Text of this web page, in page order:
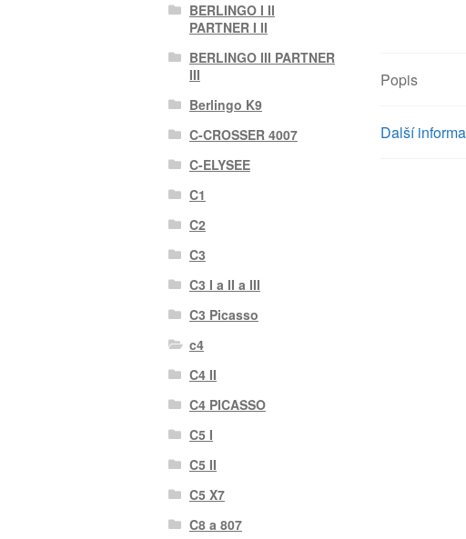
Popis
Další
BERLINGO I II
PARTNER I II
BERLINGO III PARTNER
III
Berlingo K9
C-CROSSER 4007
C-ELYSEE
C1
C2
C3
C3 I a II a III
C3 Picasso
c4
C4 II
C4 PICASSO
C5 I
C5 II
C5 X7
C8 a 807